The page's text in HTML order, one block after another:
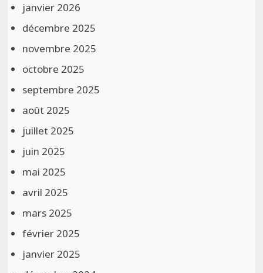
janvier 2026
décembre 2025
novembre 2025
octobre 2025
septembre 2025
août 2025
juillet 2025
juin 2025
mai 2025
avril 2025
mars 2025
février 2025
janvier 2025